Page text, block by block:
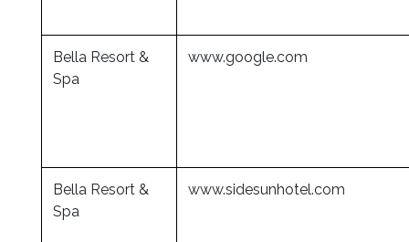
Bella Resort &
Spa
www.google.com
Bella Resort &
Spa
www.sidesunhotel.com